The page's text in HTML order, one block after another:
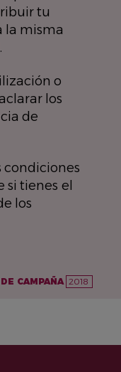
tu
la misma
o
los
de
condiciones
si tienes el
los
CAMPAÑA 2018